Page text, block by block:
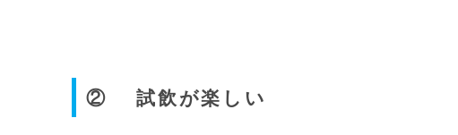
② 試飲が楽しい